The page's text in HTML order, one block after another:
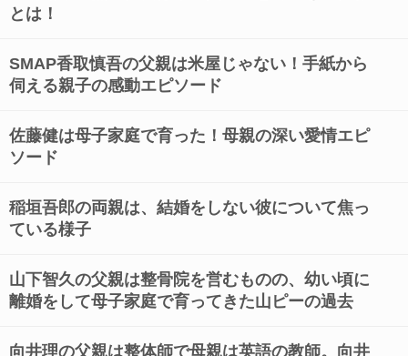
とは！
SMAP香取慎吾の父親は米屋じゃない！手紙から
伺える親子の感動エピソード
佐藤健は母子家庭で育った！母親の深い愛情エピ
ソード
稲垣吾郎の両親は、結婚をしない彼について焦っ
ている様子
山下智久の父親は整骨院を営むものの、幼い頃に
離婚をして母子家庭で育ってきた山ピーの過去
向井理の父親は整体師で母親は英語の教師。向井